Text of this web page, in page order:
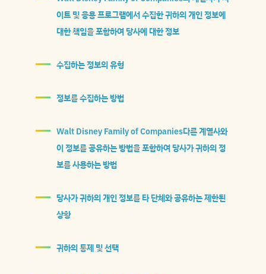
이트 및 응용 프로그램에서 수집한 귀하의 개인 정보에
대한 책임을 포함하여 당사에 대한 정보
수집하는 정보의 유형
정보를 수집하는 방법
Walt Disney Family of Companies다른 계열사와
이 정보를 공유하는 방법을 포함하여 당사가 귀하의 정
보를 사용하는 방법
당사가 귀하의 개인 정보를 타 단체와 공유하는 제한된
상황
귀하의 통제 및 선택